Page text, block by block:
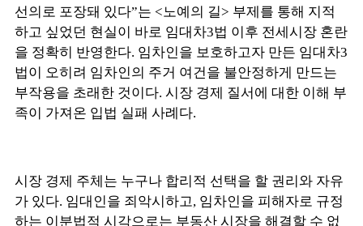
선의로 포장돼 있다”는 <노예의 길> 부제를 통해 지적
하고 싶었던 현실이 바로 임대차3법 이후 전세시장 혼란
을 정확히 반영한다. 임차인을 보호하고자 만든 임대차3
법이 오히려 임차인의 주거 여건을 불안정하게 만드는
부작용을 초래한 것이다. 시장 경제 질서에 대한 이해 부
족이 가져온 입법 실패 사례다.
시장 경제 주체는 누구나 합리적 선택을 할 권리와 자유
가 있다. 임대인을 죄악시하고, 임차인을 피해자로 규정
하는 이분법적 시각으로는 부동산 시장을 해결할 수 없